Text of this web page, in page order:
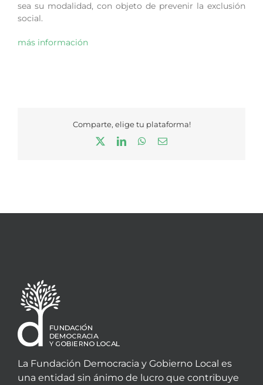
sea su modalidad, con objeto de prevenir la exclusión
social.
más información
Comparte, elige tu plataforma!
LinkedInWhatsApp
Correo
La Fundación Democracia y Gobierno Local es
una entidad sin ánimo de lucro que contribuye